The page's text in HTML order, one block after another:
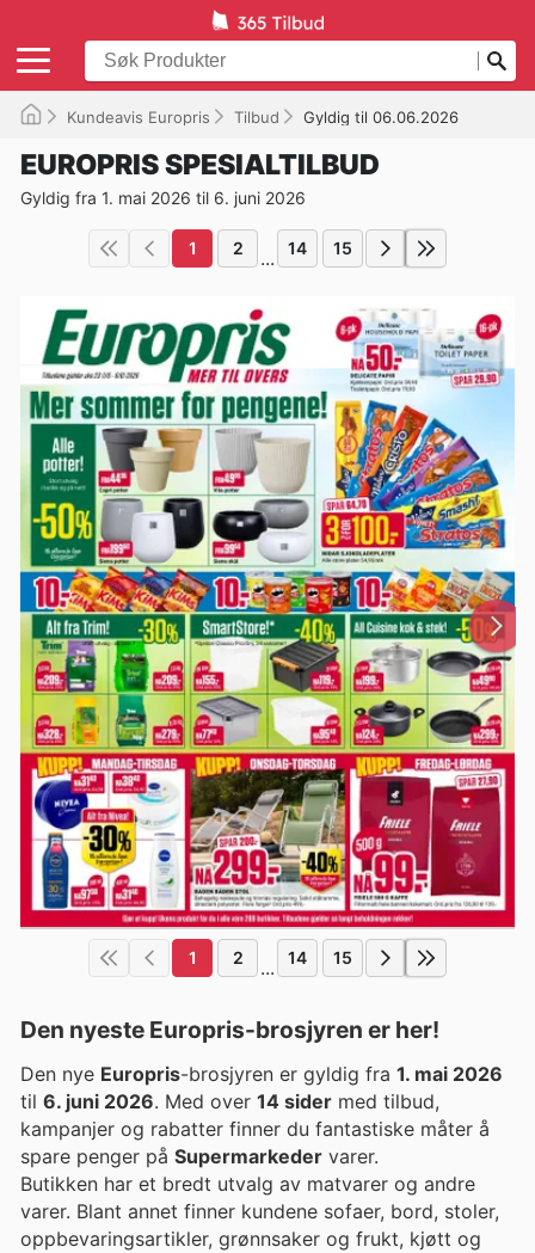
Kundeavis Europris Tilbud Gyldig til 06.06.2026
EUROPRIS SPESIALTILBUD
Gyldig fra 1. mai 2026 til 6. juni 2026
1 2 ... 14 15
1 2 ... 14 15
Den nyeste Europris-brosjyren er her!
Den nye Europris-brosjyren er gyldig fra 1. mai 2026
til 6. juni 2026. Med over 14 sider med tilbud,
kampanjer og rabatter finner du fantastiske måter å
spare penger på Supermarkeder varer.
Butikken har et bredt utvalg av matvarer og andre
varer. Blant annet finner kundene sofaer, bord, stoler,
oppbevaringsartikler, grønnsaker og frukt, kjøtt og